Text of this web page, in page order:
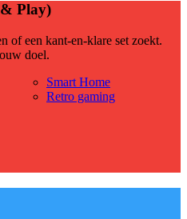
Play)
of een kant-en-klare set zoekt.
doel.
Smart Home
Retro gaming